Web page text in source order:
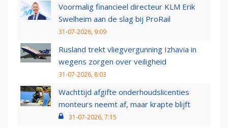
Voormalig financieel directeur KLM Erik
Swelheim aan de slag bij ProRail
31-07-2026, 9:09
Rusland trekt vliegvergunning Izhavia in
wegens zorgen over veiligheid
31-07-2026, 8:03
Wachttijd afgifte onderhoudslicenties
monteurs neemt af, maar krapte blijft
31-07-2026, 7:15